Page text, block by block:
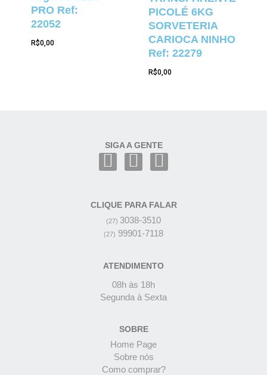
PRO Ref:
22052
R$0,00
PICOLÉ 6KG
SORVETERIA
CARIOCA NINHO
Ref: 22279
R$0,00
SIGA A GENTE
CLIQUE PARA FALAR
(27) 3038-3510
(27) 99901-7118
ATENDIMENTO
08h às 18h
Segunda à Sexta
SOBRE
Home Page
Sobre nós
Como comprar?